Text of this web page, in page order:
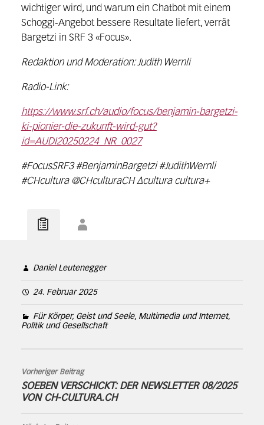
wichtiger wird, und warum ein Chatbot mit einem
Schoggi-Angebot bessere Resultate liefert, verrät
Bargetzi in SRF 3 «Focus».
Redaktion und Moderation: Judith Wernli
Radio-Link:
https://www.srf.ch/audio/focus/benjamin-bargetzi-
ki-pionier-die-zukunft-wird-gut?
id=AUDI20250224_NR_0027
#FocusSRF3 #BenjaminBargetzi #JudithWernli
#CHcultura @CHculturaCH ∆cultura cultura+
Daniel Leutenegger
24. Februar 2025
Für Körper, Geist und Seele, Multimedia und Internet,
Politik und Gesellschaft
Vorheriger Beitrag
SOEBEN VERSCHICKT: DER NEWSLETTER 08/2025
VON CH-CULTURA.CH